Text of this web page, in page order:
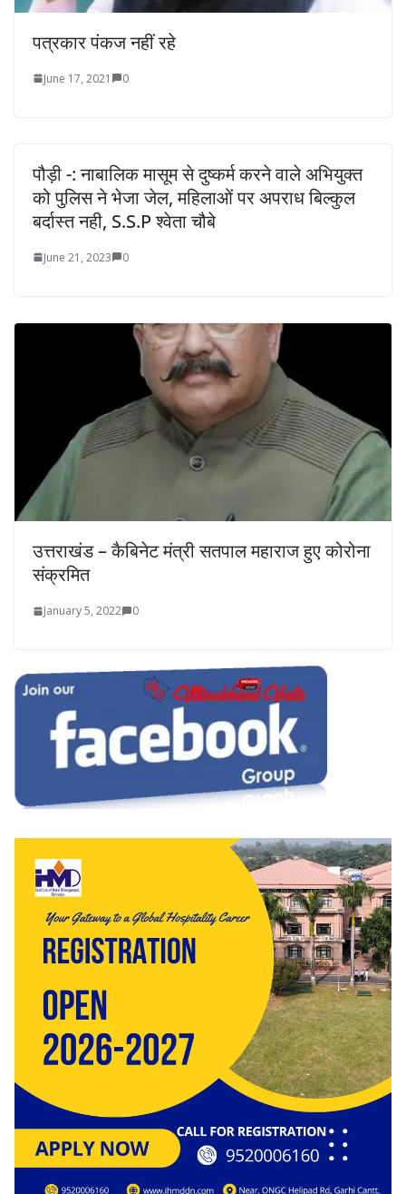
पत्रकार पंकज नहीं रहे
June 17, 2021 0
पौड़ी -: नाबालिक मासूम से दुष्कर्म करने वाले अभियुक्त
को पुलिस ने भेजा जेल, महिलाओं पर अपराध बिल्कुल
बर्दास्त नही, S.S.P श्वेता चौबे
June 21, 2023 0
उत्तराखंड – कैबिनेट मंत्री सतपाल महाराज हुए कोरोना
संक्रमित
January 5, 2022 0